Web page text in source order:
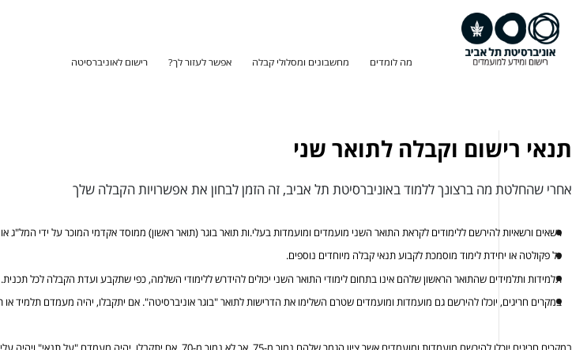
מה לומדים מחשבונים ומסלולי קבלה אפשר לעזור לך? רישום לאוניברסיטה
תנאי רישום וקבלה לתואר שני
אחרי שהחלטת מה ברצונך ללמוד באוניברסיטת תל אביב, זה הזמן לבחון את אפשרויות הקבלה שלך
רשאים ורשאיות להירשם ללימודים לקראת התואר השני מועמדים ומועמדות בעלי.ות תואר בוגר (תואר ראשון) ממוסד אקדמי המוכר על ידי המל"ג או
כל פקולטה או יחידת לימוד מוסמכת לקבוע תנאי קבלה מיוחדים נוספים.
תלמידות ותלמידים שהתואר הראשון שלהם אינו בתחום לימודי התואר השני יכולים להידרש ללימודי השלמה, כפי שתקבע ועדת הקבלה לכל תכנית.
במקרים חריגים, יוכלו להירשם גם מועמדות ומועמדים שטרם השלימו את הדרישות לתואר "בוגר אוניברסיטה". אם יתקבלו, יהיה מעמדם